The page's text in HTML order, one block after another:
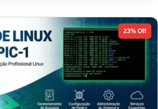
23% Off